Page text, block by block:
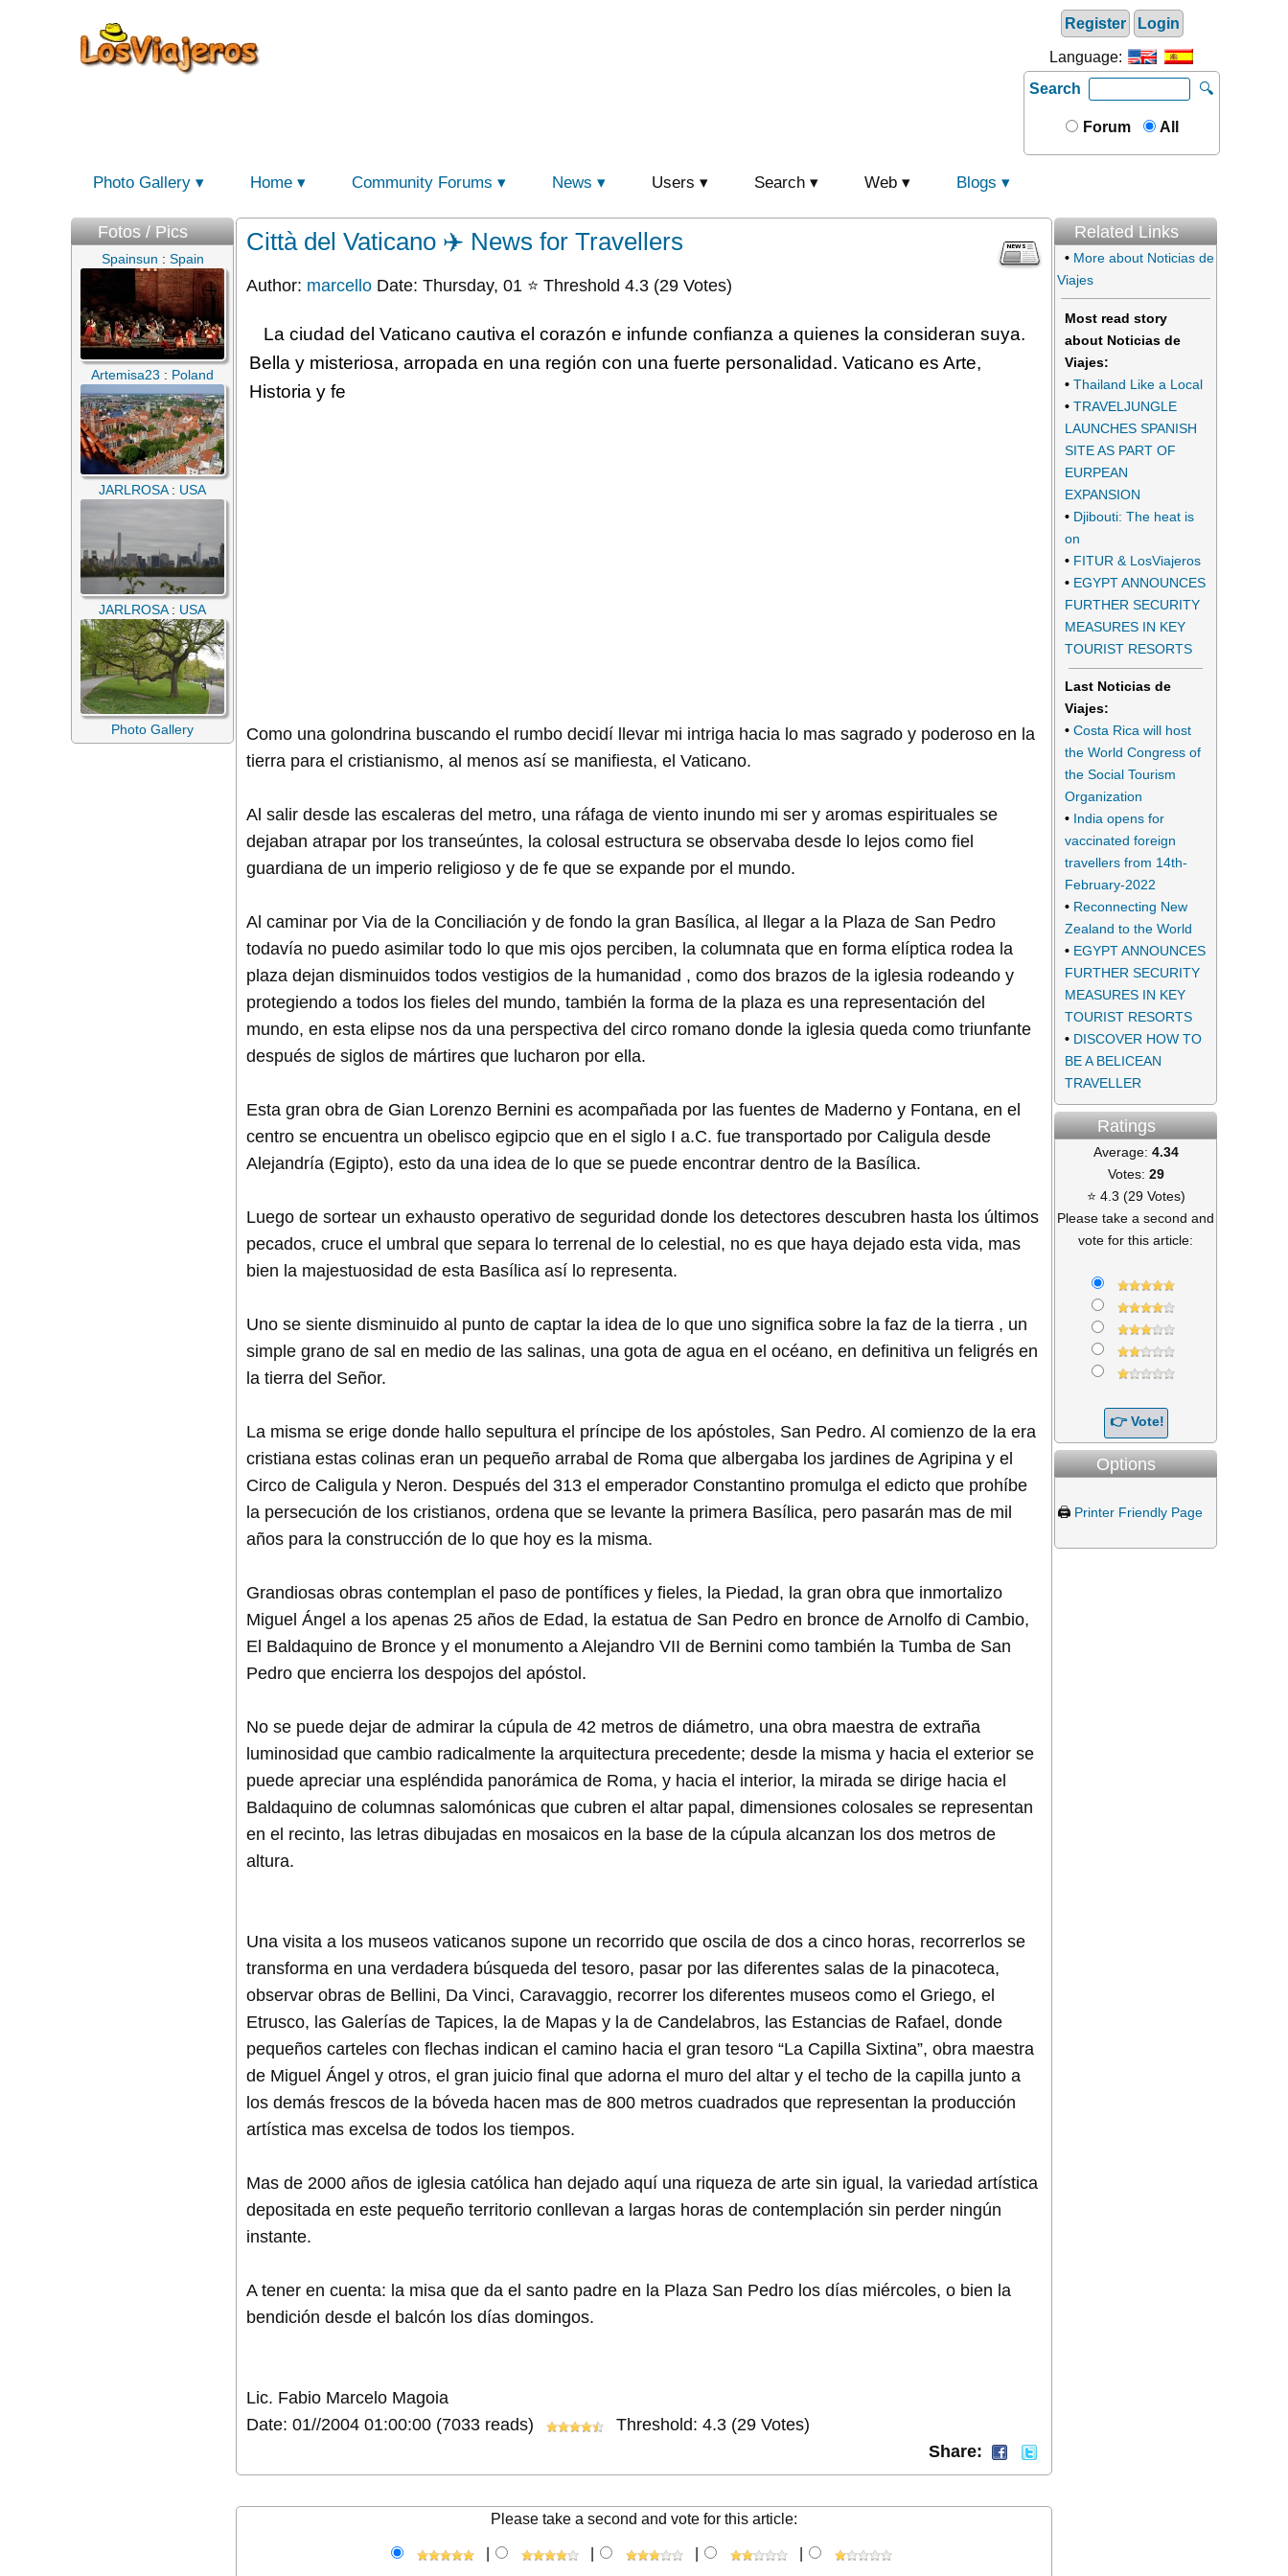
Register Login
Language:
Search
🔍
Forum All
Photo Gallery Home Community Forums News Users Search Web Blogs
Fotos / Pics
Spainsun : Spain
Artemisa23 : Poland
JARLROSA: USA
JARLROSA: USA
Photo Gallery
Città del Vaticano ✈️ News for Travellers
Author: marcello Date: Thursday, 01 ⭐ Threshold 4.3 (29 Votes)
La ciudad del Vaticano cautiva el corazón e infunde confianza a quienes la consideran suya.
Bella y misteriosa, arropada en una región con una fuerte personalidad. Vaticano es Arte,
Historia y fe
Como una golondrina buscando el rumbo decidí llevar mi intriga hacia lo mas sagrado y poderoso en la
tierra para el cristianismo, al menos así se manifiesta, el Vaticano.
Al salir desde las escaleras del metro, una ráfaga de viento inundo mi ser y aromas espirituales se
dejaban atrapar por los transeúntes, la colosal estructura se observaba desde lo lejos como fiel
guardiana de un imperio religioso y de fe que se expande por el mundo.
Al caminar por Via de la Conciliación y de fondo la gran Basílica, al llegar a la Plaza de San Pedro
todavía no puedo asimilar todo lo que mis ojos perciben, la columnata que en forma elíptica rodea la
plaza dejan disminuidos todos vestigios de la humanidad , como dos brazos de la iglesia rodeando y
protegiendo a todos los fieles del mundo, también la forma de la plaza es una representación del
mundo, en esta elipse nos da una perspectiva del circo romano donde la iglesia queda como triunfante
después de siglos de mártires que lucharon por ella.
Esta gran obra de Gian Lorenzo Bernini es acompañada por las fuentes de Maderno y Fontana, en el
centro se encuentra un obelisco egipcio que en el siglo I a.C. fue transportado por Caligula desde
Alejandría (Egipto), esto da una idea de lo que se puede encontrar dentro de la Basílica.
Luego de sortear un exhausto operativo de seguridad donde los detectores descubren hasta los últimos
pecados, cruce el umbral que separa lo terrenal de lo celestial, no es que haya dejado esta vida, mas
bien la majestuosidad de esta Basílica así lo representa.
Uno se siente disminuido al punto de captar la idea de lo que uno significa sobre la faz de la tierra , un
simple grano de sal en medio de las salinas, una gota de agua en el océano, en definitiva un feligrés en
la tierra del Señor.
La misma se erige donde hallo sepultura el príncipe de los apóstoles, San Pedro. Al comienzo de la era
cristiana estas colinas eran un pequeño arrabal de Roma que albergaba los jardines de Agripina y el
Circo de Caligula y Neron. Después del 313 el emperador Constantino promulga el edicto que prohíbe
la persecución de los cristianos, ordena que se levante la primera Basílica, pero pasarán mas de mil
años para la construcción de lo que hoy es la misma.
Grandiosas obras contemplan el paso de pontífices y fieles, la Piedad, la gran obra que inmortalizo
Miguel Ángel a los apenas 25 años de Edad, la estatua de San Pedro en bronce de Arnolfo di Cambio,
El Baldaquino de Bronce y el monumento a Alejandro VII de Bernini como también la Tumba de San
Pedro que encierra los despojos del apóstol.
No se puede dejar de admirar la cúpula de 42 metros de diámetro, una obra maestra de extraña
luminosidad que cambio radicalmente la arquitectura precedente; desde la misma y hacia el exterior se
puede apreciar una espléndida panorámica de Roma, y hacia el interior, la mirada se dirige hacia el
Baldaquino de columnas salomónicas que cubren el altar papal, dimensiones colosales se representan
en el recinto, las letras dibujadas en mosaicos en la base de la cúpula alcanzan los dos metros de
altura.
Una visita a los museos vaticanos supone un recorrido que oscila de dos a cinco horas, recorrerlos se
transforma en una verdadera búsqueda del tesoro, pasar por las diferentes salas de la pinacoteca,
observar obras de Bellini, Da Vinci, Caravaggio, recorrer los diferentes museos como el Griego, el
Etrusco, las Galerías de Tapices, la de Mapas y la de Candelabros, las Estancias de Rafael, donde
pequeños carteles con flechas indican el camino hacia el gran tesoro “La Capilla Sixtina”, obra maestra
de Miguel Ángel y otros, el gran juicio final que adorna el muro del altar y el techo de la capilla junto a
los demás frescos de la bóveda hacen mas de 800 metros cuadrados que representan la producción
artística mas excelsa de todos los tiempos.
Mas de 2000 años de iglesia católica han dejado aquí una riqueza de arte sin igual, la variedad artística
depositada en este pequeño territorio conllevan a largas horas de contemplación sin perder ningún
instante.
A tener en cuenta: la misa que da el santo padre en la Plaza San Pedro los días miércoles, o bien la
bendición desde el balcón los días domingos.
Lic. Fabio Marcelo Magoia
Date: 01//2004 01:00:00 (7033 reads)
Threshold: 4.3 (29 Votes)
Share:
Please take a second and vote for this article:
Related Links
• More about Noticias de
Viajes
Most read story
about Noticias de
Viajes:
• Thailand Like a Local
• TRAVELJUNGLE
LAUNCHES SPANISH
SITE AS PART OF
EURPEAN
EXPANSION
• Djibouti: The heat is
on
• FITUR & LosViajeros
• EGYPT ANNOUNCES
FURTHER SECURITY
MEASURES IN KEY
TOURIST RESORTS
Last Noticias de
Viajes:
• Costa Rica will host
the World Congress of
the Social Tourism
Organization
• India opens for
vaccinated foreign
travellers from 14th-
February-2022
• Reconnecting New
Zealand to the World
• EGYPT ANNOUNCES
FURTHER SECURITY
MEASURES IN KEY
TOURIST RESORTS
• DISCOVER HOW TO
BE A BELICEAN
TRAVELLER
Ratings
Average: 4.34
Votes: 29
⭐ 4.3 (29 Votes)
Please take a second and
vote for this article:
Options
🖨️ Printer Friendly Page